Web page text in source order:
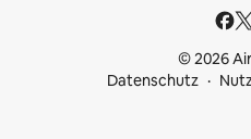
© 2026
Datenschutz